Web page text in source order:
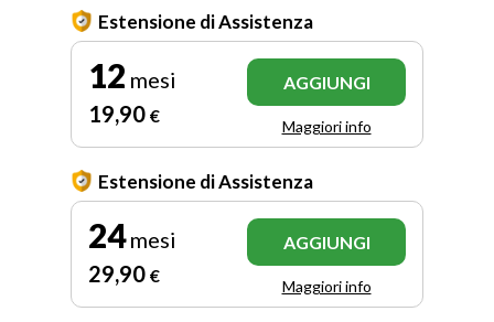
Estensione di Assistenza
12 mesi
19,90 €
AGGIUNGI
Maggiori info
Estensione di Assistenza
24mesi
29,90 €
AGGIUNGI
Maggiori info